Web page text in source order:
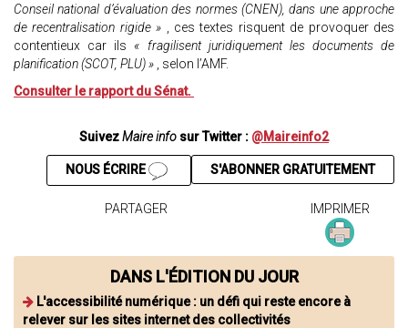
Conseil national d’évaluation des normes (CNEN), dans une approche
de recentralisation rigide » , ces textes risquent de provoquer des
contentieux car ils « fragilisent juridiquement les documents de
planification (SCOT, PLU) » , selon l’AMF.
Consulter le rapport du Sénat.
SuivezMaire info sur Twitter : @Maireinfo2
S'ABONNER GRATUITEMENT
NOUS ÉCRIRE
PARTAGER IMPRIMER
DANS L'ÉDITION DU JOUR
L'accessibilité numérique : un défi qui reste encore à
relever sur les sites internet des collectivités